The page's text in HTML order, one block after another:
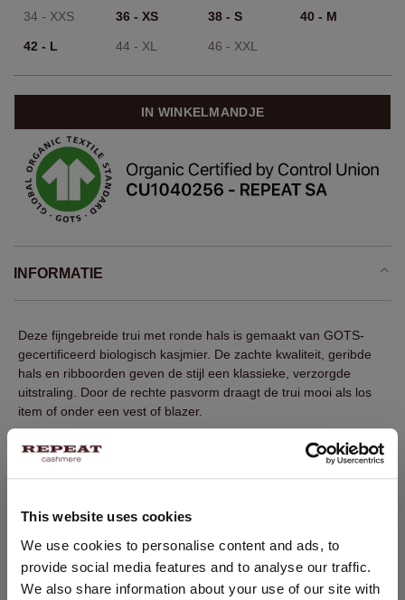
This website uses cookies
We use cookies to personalise content and ads, to
provide social media features and to analyse our traffic.
We also share information about your use of our site with
34 - XXS 36 - XS 38 - S 40 - M
42 - L 44 - XL 46 - XXL
IN WINKELMANDJE
INFORMATIE
Deze fijngebreide trui met ronde hals is gemaakt van GOTS-
gecertificeerd biologisch kasjmier. De zachte kwaliteit, geribde
hals en ribboorden geven de stijl een klassieke, verzorgde
uitstraling. Door de rechte pasvorm draagt de trui mooi als los
item of onder een vest of blazer.
Fijn gebreid
Lange mouwen met ribboorden
Geribde zoom
Recht model
LAND WIJZIGEN
U bezoekt Repeat cashmere vanuit Nederland (€). Wilt u uw
land wijzigen?